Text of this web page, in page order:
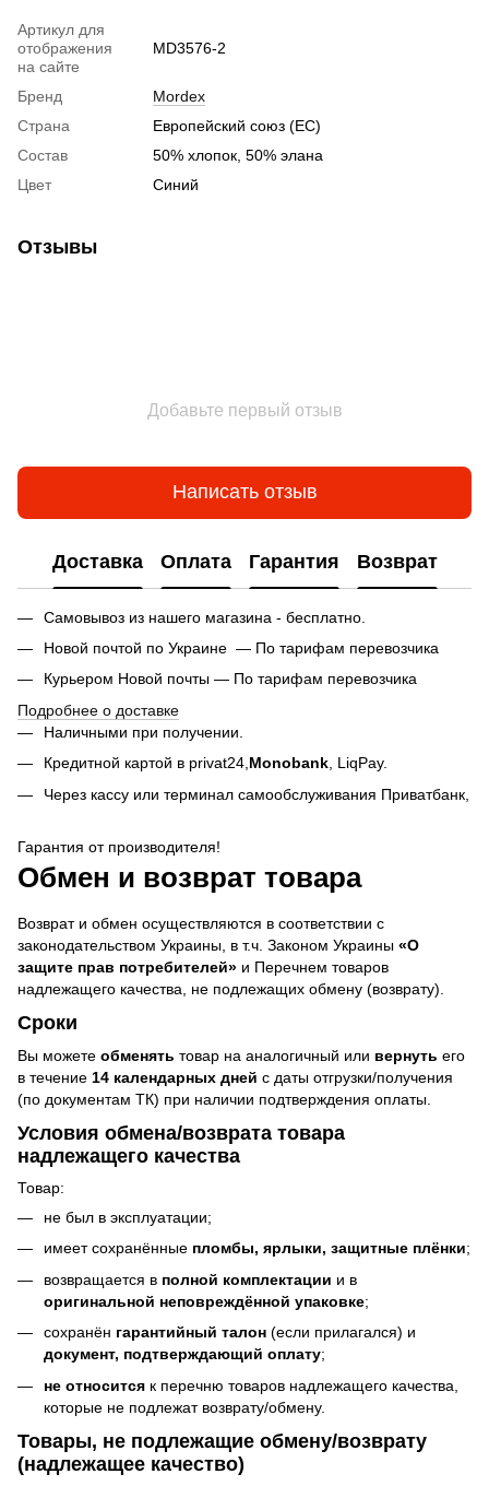
Артикул для
отображения
на сайте
MD3576-2
Бренд
Mordex
Страна
Европейский союз (ЕС)
Состав
50% хлопок, 50% элана
Цвет
Синий
Отзывы
Добавьте первый отзыв
Написать отзыв
Доставка Оплата Гарантия Возврат
Самовывоз из нашего магазина - бесплатно.
Новой почтой по Украине — По тарифам перевозчика
Курьером Новой почты — По тарифам перевозчика
Подробнее о доставке
Наличными при получении.
Кредитной картой в privat24, Monobank LiqPay.
Через кассу или терминал самообслуживания Приватбанк,
Гарантия от производителя!
Обмен и возврат товара
Возврат и обмен осуществляются в соответствии с
законодательством Украины, в т.ч. Законом Украины «О
защите прав потребителей» и Перечнем товаров
надлежащего качества, не подлежащих обмену (возврату).
Сроки
Вы можете обменять товар на аналогичный или вернуть его
в течение 14 календарных дней с даты отгрузки/получения
(по документам ТК) при наличии подтверждения оплаты.
Условия обмена/возврата товара
надлежащего качества
Товар:
не был в эксплуатации;
имеет сохранённые пломбы, ярлыки, защитные плёнки;
возвращается в полной комплектации и в
оригинальной неповреждённой упаковке;
сохранён гарантийный талон (если прилагался) и
документ, подтверждающий оплату;
не относится к перечню товаров надлежащего качества,
которые не подлежат возврату/обмену.
Товары, не подлежащие обмену/возврату
(надлежащее качество)